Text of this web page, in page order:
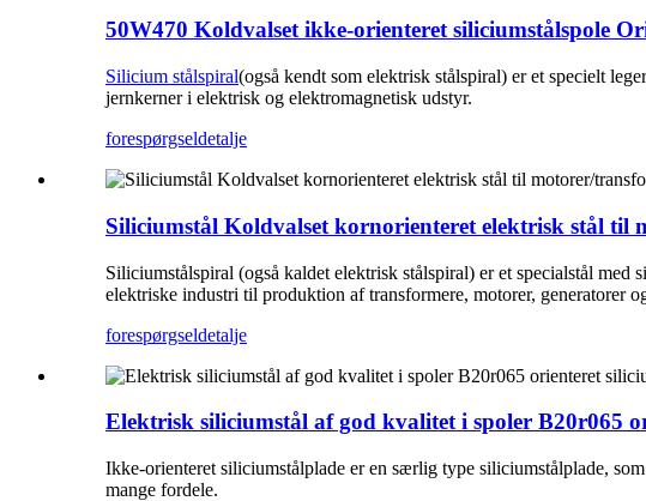
50W470 Koldvalset ikke-orienteret siliciumstålspole
Silicium stålspiral(også kendt som elektrisk stålspiral) er et specielt
jernkerner i elektrisk og elektromagnetisk udstyr.
forespørgseldetalje
Siliciumstål Koldvalset kornorienteret elektrisk stål til
Siliciumstålspiral (også kaldet elektrisk stålspiral) er et specialstål
elektriske industri til produktion af transformere, motorer, generatorer
forespørgseldetalje
Elektrisk siliciumstål af god kvalitet i spoler B20r065
Ikke-orienteret siliciumstålplade er en særlig type siliciumstålplade,
mange fordele.